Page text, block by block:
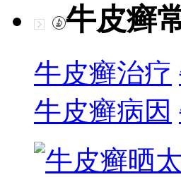
牛皮癣
牛皮癣治疗
牛皮癣病因